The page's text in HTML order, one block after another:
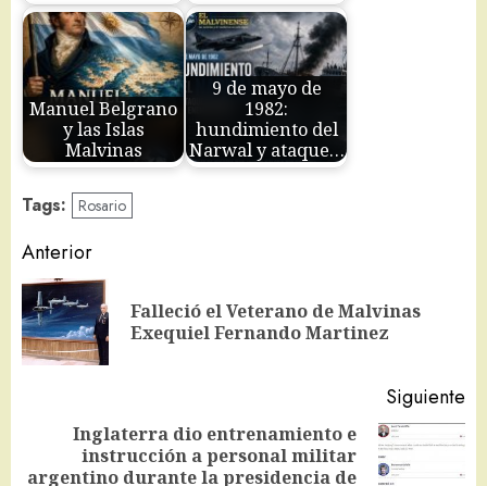
Manuel Belgrano
y las Islas
Malvinas
9 de mayo de
1982:
hundimiento del
Narwal y ataque…
Tags: Rosario
Navegación
de
entradas
Anterior
Falleció el Veterano de Malvinas
Exequiel Fernando Martinez
Siguiente
Siguiente
Inglaterra dio entrenamiento e
instrucción a personal militar
argentino durante la presidencia de